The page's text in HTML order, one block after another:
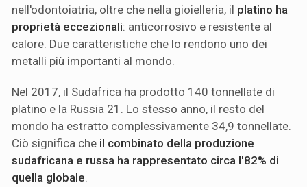
nell'odontoiatria, oltre che nella gioielleria, il platino ha
proprietà eccezionali: anticorrosivo e resistente al
calore. Due caratteristiche che lo rendono uno dei
metalli più importanti al mondo.
Nel 2017, il Sudafrica ha prodotto 140 tonnellate di
platino e la Russia 21. Lo stesso anno, il resto del
mondo ha estratto complessivamente 34,9 tonnellate.
Ciò significa che il combinato della produzione
sudafricana e russa ha rappresentato circa l'82% di
quella globale